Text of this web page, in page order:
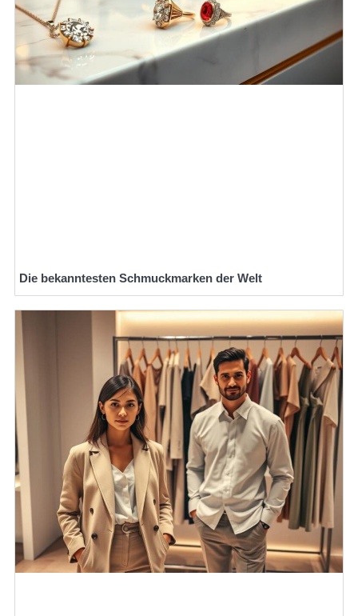
Die bekanntesten Schmuckmarken der Welt